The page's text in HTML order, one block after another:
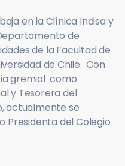
en la Clínica Indisa y
de
de la Facultad de
de Chile. Con
gremial como
y Tesorera del
actualmente se
Presidenta del Colegio